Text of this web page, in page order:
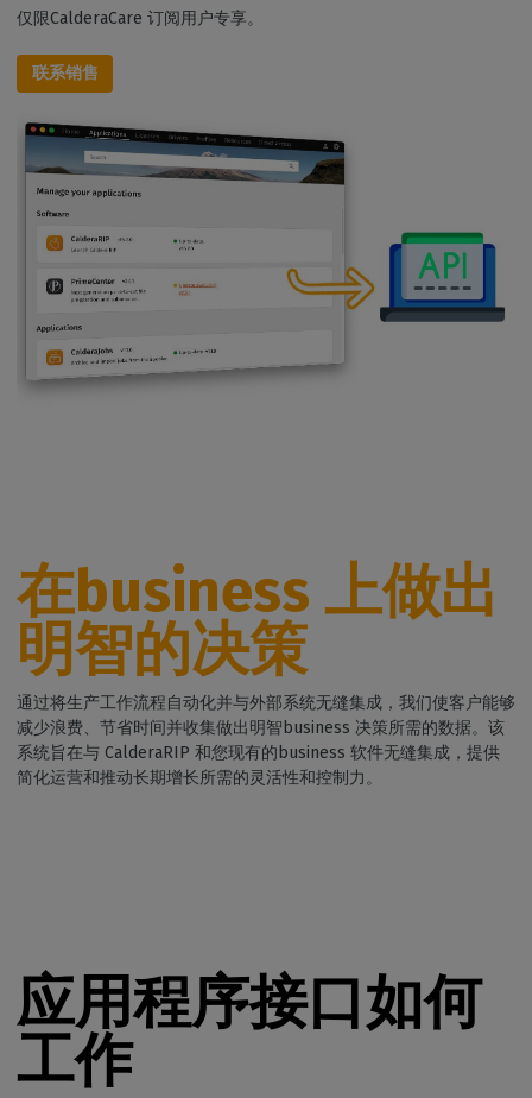
仅限CalderaCare 订阅用户专享。
联系销售
在business 上做出
明智的决策
通过将生产工作流程自动化并与外部系统无缝集成，我们使客户能够
减少浪费、节省时间并收集做出明智business 决策所需的数据。该
系统旨在与 CalderaRIP 和您现有的business 软件无缝集成，提供
简化运营和推动长期增长所需的灵活性和控制力。
应用程序接口如何
工作